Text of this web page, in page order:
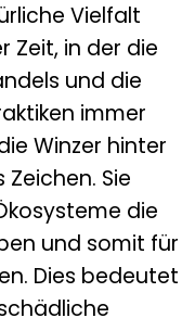
Vielfalt
Zeit, in der die
und die
immer
Winzer hinter
Sie
die
und somit für
Dies bedeutet